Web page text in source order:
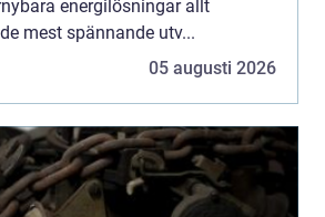
energilösningar allt
mest spännande utv...
05 augusti 2026